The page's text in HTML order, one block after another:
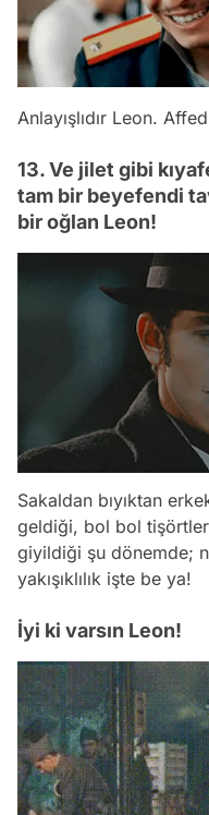
Anlayışlıdır Leon.
13. Ve jilet gibi
tam bir beyefendi
bir oğlan Leon!
Sakaldan bıyıktan
geldiği, bol bol
giyildiği şu dönemde;
yakışıklılık işte be ya!
İyi ki varsın Leon!